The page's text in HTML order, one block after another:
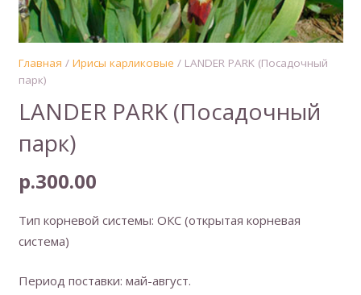
Регистрация
Главная / Ирисы карликовые / LANDER PARK (Посадочный
парк)
LANDER PARK (Посадочный
парк)
р.300.00
Тип корневой системы: ОКС (открытая корневая
система)
Период поставки: май-август.